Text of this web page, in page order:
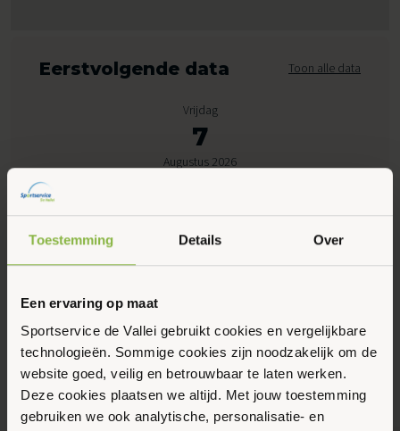
Toestemming Details Over
Een ervaring op maat
Sportservice de Vallei gebruikt cookies en vergelijkbare
technologieën. Sommige cookies zijn noodzakelijk om de
website goed, veilig en betrouwbaar te laten werken.
Deze cookies plaatsen we altijd. Met jouw toestemming
gebruiken we ook analytische, personalisatie- en
Eerstvolgende data Toon alle data
Vrijdag
7
Augustus 2026
08:30 - 10:05
Peppelensteeg 17, Ede
Maak favoriet
Gerelateerde activiteiten